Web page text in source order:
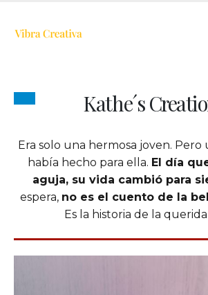
Kathe´s
Era solo una hermosa joven. Pero
había hecho para ella. El día
aguja, su vida cambió para
espera, no es el cuento de la
Es la historia de la